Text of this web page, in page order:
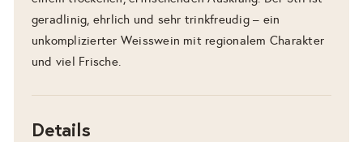
geradlinig, ehrlich und sehr trinkfreudig – ein
unkomplizierter Weisswein mit regionalem Charakter
und viel Frische.
Details